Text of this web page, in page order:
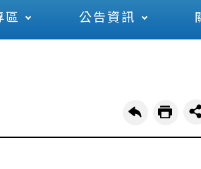
區 公告資訊